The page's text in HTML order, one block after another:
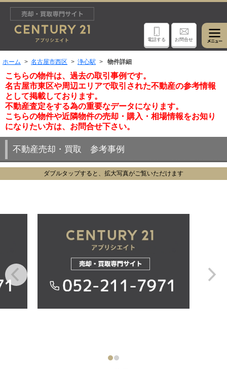
電話する お問合せ
ホーム 名古屋市西区 浄心駅 物件詳細
こちらの物件は、過去の取引事例です。
名古屋市東区や周辺エリアで取引された不動産の参考情報
として掲載しております。
不動産査定をする為の重要なデータになります。
こちらの物件や近隣物件の売却・購入・相場情報をお知り
になりたい方は、お問合せ下さい。
不動産売却・買取 参考事例
ダブルタップすると、拡大写真がご覧いただけます